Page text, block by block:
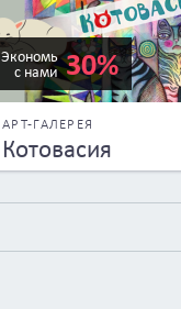
Экономь
с нами 30%
АРТ-ГАЛЕРЕЯ
Котовасия